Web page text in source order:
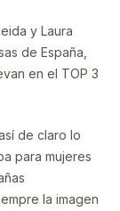
y Laura
de España,
en el TOP 3
de claro lo
para mujeres
la imagen